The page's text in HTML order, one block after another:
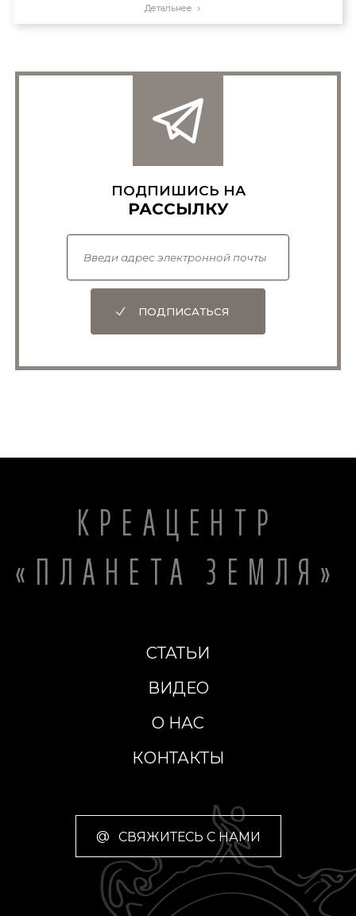
Детальнее
ПОДПИШИСЬ НА
РАССЫЛКУ
ПОДПИСАТЬСЯ
КРЕАЦЕНТР
«ПЛАНЕТА ЗЕМЛЯ»
СТАТЬИ
ВИДЕО
О НАС
КОНТАКТЫ
@ СВЯЖИТЕСЬ С НАМИ